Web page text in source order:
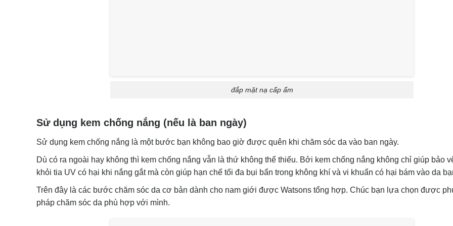
đắp mặt nạ cấp ẩm
Sử dụng kem chống nắng (nếu là ban ngày)
Sử dụng kem chống nắng là một bước bạn không bao giờ được quên khi chăm sóc da vào ban ngày.
Dù có ra ngoài hay không thì kem chống nắng vẫn là thứ không thể thiếu. Bởi kem chống nắng không chỉ giúp bảo
khỏi tia UV có hại khi nắng gắt mà còn giúp hạn chế tối đa bụi bẩn trong không khí và vi khuẩn có hại bám vào da
Trên đây là các bước chăm sóc da cơ bản dành cho nam giới được Watsons tổng hợp. Chúc bạn lựa chọn được
pháp chăm sóc da phù hợp với mình.